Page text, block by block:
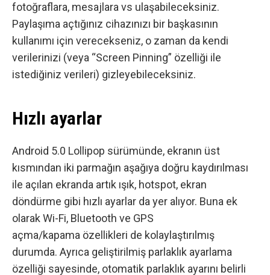
fotoğraflara, mesajlara vs ulaşabileceksiniz.
Paylaşıma açtığınız cihazınızı bir başkasının
kullanımı için verecekseniz, o zaman da kendi
verilerinizi (veya “Screen Pinning” özelliği ile
istediğiniz verileri) gizleyebileceksiniz.
Hızlı ayarlar
Android 5.0 Lollipop sürümünde, ekranın üst
kısmından iki parmağın aşağıya doğru kaydırılması
ile açılan ekranda artık ışık, hotspot, ekran
döndürme gibi hızlı ayarlar da yer alıyor. Buna ek
olarak Wi-Fi, Bluetooth ve GPS
açma/kapama özellikleri de kolaylaştırılmış
durumda. Ayrıca geliştirilmiş parlaklık ayarlama
özelliği sayesinde, otomatik parlaklık ayarını belirli